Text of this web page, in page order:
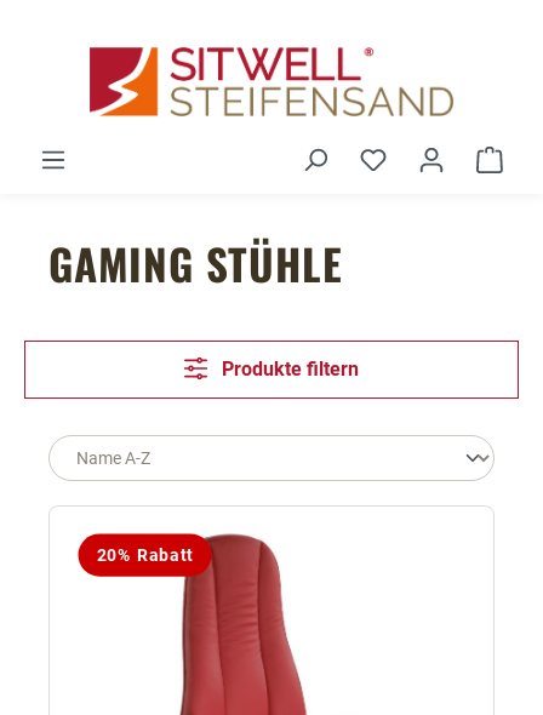
Du hast 0
GAMING STÜHLE
Produkte filtern
20% Rabatt